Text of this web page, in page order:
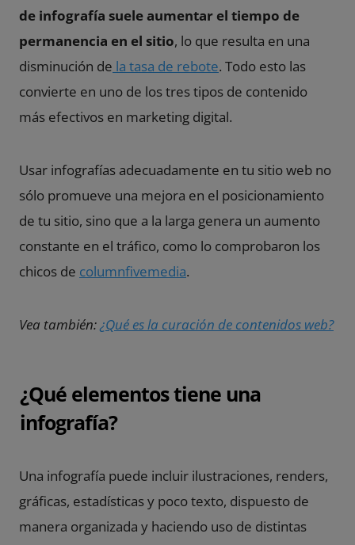
de infografía suele aumentar el tiempo de
permanencia en el sitio, lo que resulta en una
disminución de la tasa de rebote. Todo esto las
convierte en uno de los tres tipos de contenido
más efectivos en marketing digital.
Usar infografías adecuadamente en tu sitio web no
sólo promueve una mejora en el posicionamiento
de tu sitio, sino que a la larga genera un aumento
constante en el tráfico, como lo comprobaron los
chicos de columnfivemedia.
Vea también:¿Qué es la curación de contenidos web?
¿Qué elementos tiene una
infografía?
Una infografía puede incluir ilustraciones, renders,
gráficas, estadísticas y poco texto, dispuesto de
manera organizada y haciendo uso de distintas